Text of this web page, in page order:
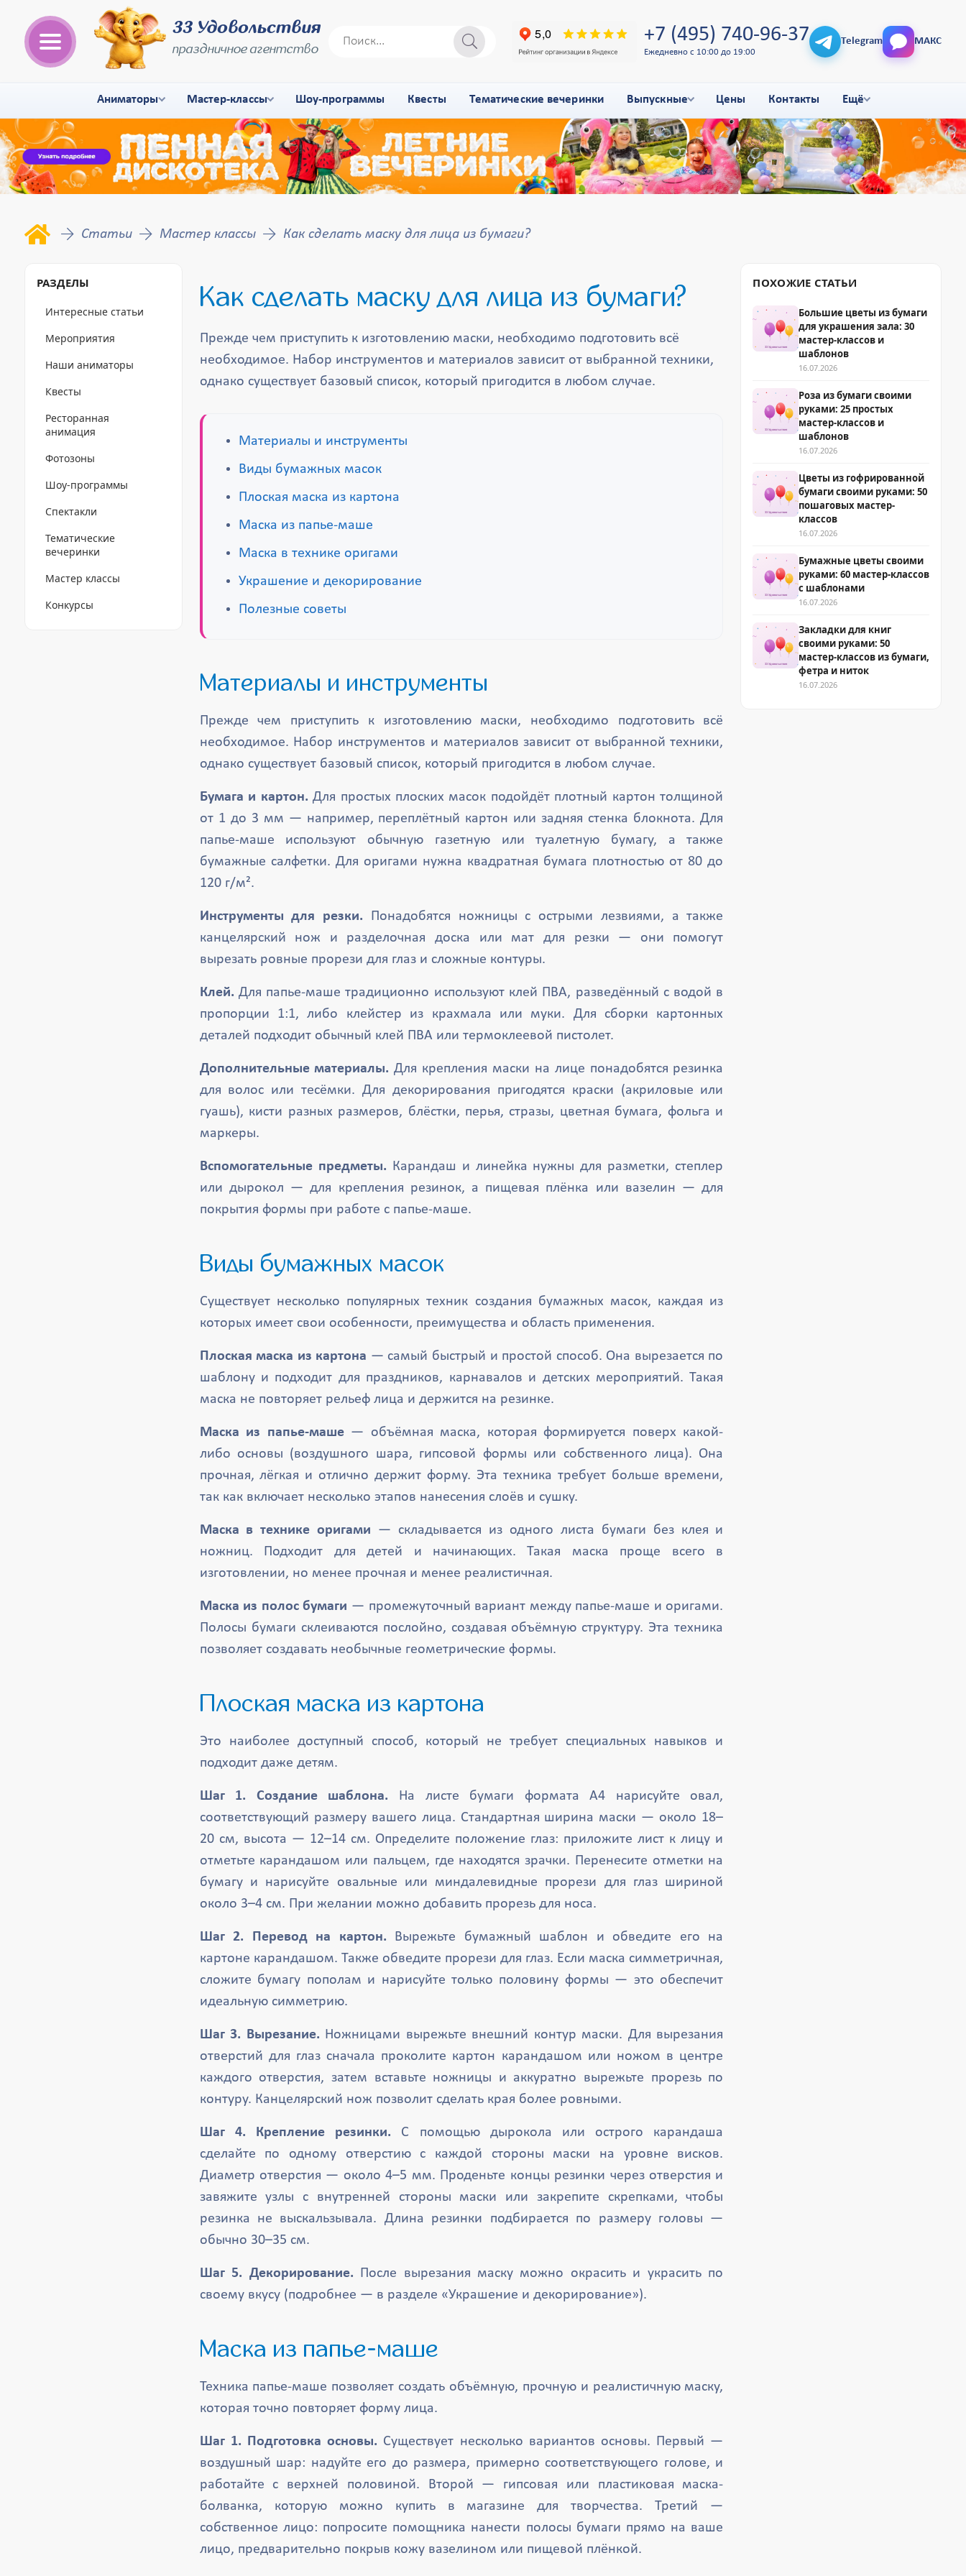
33 Удовольствия
праздничное агентство
+7 (495) 740-96-37
Ежедневно с 10:00 до 19:00
Telegram МАКС
Аниматоры Мастер-классы Шоу-программы Квесты Тематические вечеринки Выпускные Цены Контакты Ещё
Статьи Мастер классы Как сделать маску для лица из бумаги?
РАЗДЕЛЫ
Интересные статьи
Мероприятия
Наши аниматоры
Квесты
Ресторанная
анимация
Фотозоны
Шоу-программы
Спектакли
Тематические
вечеринки
Мастер классы
Конкурсы
Как сделать маску для лица из бумаги?
Прежде чем приступить к изготовлению маски, необходимо подготовить всё
необходимое. Набор инструментов и материалов зависит от выбранной техники,
однако существует базовый список, который пригодится в любом случае.
Материалы и инструменты
Виды бумажных масок
Плоская маска из картона
Маска из папье-маше
Маска в технике оригами
Украшение и декорирование
Полезные советы
Материалы и инструменты
Прежде чем приступить к изготовлению маски, необходимо подготовить всё
необходимое. Набор инструментов и материалов зависит от выбранной техники,
однако существует базовый список, который пригодится в любом случае.
Бумага и картон. Для простых плоских масок подойдёт плотный картон толщиной
от 1 до 3 мм — например, переплётный картон или задняя стенка блокнота. Для
папье-маше используют обычную газетную или туалетную бумагу, а также
бумажные салфетки. Для оригами нужна квадратная бумага плотностью от 80 до
120 г/м².
Инструменты для резки. Понадобятся ножницы с острыми лезвиями, а также
канцелярский нож и разделочная доска или мат для резки — они помогут
вырезать ровные прорези для глаз и сложные контуры.
Клей. Для папье-маше традиционно используют клей ПВА, разведённый с водой в
пропорции 1:1, либо клейстер из крахмала или муки. Для сборки картонных
деталей подходит обычный клей ПВА или термоклеевой пистолет.
Дополнительные материалы. Для крепления маски на лице понадобятся резинка
для волос или тесёмки. Для декорирования пригодятся краски (акриловые или
гуашь), кисти разных размеров, блёстки, перья, стразы, цветная бумага, фольга и
маркеры.
Вспомогательные предметы. Карандаш и линейка нужны для разметки, степлер
или дырокол — для крепления резинок, а пищевая плёнка или вазелин — для
покрытия формы при работе с папье-маше.
Виды бумажных масок
Существует несколько популярных техник создания бумажных масок, каждая из
которых имеет свои особенности, преимущества и область применения.
Плоская маска из картона — самый быстрый и простой способ. Она вырезается по
шаблону и подходит для праздников, карнавалов и детских мероприятий. Такая
маска не повторяет рельеф лица и держится на резинке.
Маска из папье-маше— объёмная маска, которая формируется поверх какой-
либо основы (воздушного шара, гипсовой формы или собственного лица). Она
прочная, лёгкая и отлично держит форму. Эта техника требует больше времени,
так как включает несколько этапов нанесения слоёв и сушку.
Маска в технике оригами — складывается из одного листа бумаги без клея и
ножниц. Подходит для детей и начинающих. Такая маска проще всего в
изготовлении, но менее прочная и менее реалистичная.
Маска из полос бумаги — промежуточный вариант между папье-маше и оригами.
Полосы бумаги склеиваются послойно, создавая объёмную структуру. Эта техника
позволяет создавать необычные геометрические формы.
Плоская маска из картона
Это наиболее доступный способ, который не требует специальных навыков и
подходит даже детям.
Шаг 1. Создание шаблона. На листе бумаги формата A4 нарисуйте овал,
соответствующий размеру вашего лица. Стандартная ширина маски — около 18–
20 см, высота — 12–14 см. Определите положение глаз: приложите лист к лицу и
отметьте карандашом или пальцем, где находятся зрачки. Перенесите отметки на
бумагу и нарисуйте овальные или миндалевидные прорези для глаз шириной
около 3–4 см. При желании можно добавить прорезь для носа.
Шаг 2. Перевод на картон. Вырежьте бумажный шаблон и обведите его на
картоне карандашом. Также обведите прорези для глаз. Если маска симметричная,
сложите бумагу пополам и нарисуйте только половину формы — это обеспечит
идеальную симметрию.
Шаг 3. Вырезание. Ножницами вырежьте внешний контур маски. Для вырезания
отверстий для глаз сначала проколите картон карандашом или ножом в центре
каждого отверстия, затем вставьте ножницы и аккуратно вырежьте прорезь по
контуру. Канцелярский нож позволит сделать края более ровными.
Шаг 4. Крепление резинки. С помощью дырокола или острого карандаша
сделайте по одному отверстию с каждой стороны маски на уровне висков.
Диаметр отверстия — около 4–5 мм. Проденьте концы резинки через отверстия и
завяжите узлы с внутренней стороны маски или закрепите скрепками, чтобы
резинка не выскальзывала. Длина резинки подбирается по размеру головы —
обычно 30–35 см.
Шаг 5. Декорирование. После вырезания маску можно окрасить и украсить по
своему вкусу (подробнее — в разделе «Украшение и декорирование»).
Маска из папье-маше
Техника папье-маше позволяет создать объёмную, прочную и реалистичную маску,
которая точно повторяет форму лица.
Шаг 1. Подготовка основы. Существует несколько вариантов основы. Первый —
воздушный шар: надуйте его до размера, примерно соответствующего голове, и
работайте с верхней половиной. Второй — гипсовая или пластиковая маска-
болванка, которую можно купить в магазине для творчества. Третий —
собственное лицо: попросите помощника нанести полосы бумаги прямо на ваше
лицо, предварительно покрыв кожу вазелином или пищевой плёнкой.
ПОХОЖИЕ СТАТЬИ
Большие цветы из бумаги
для украшения зала: 30
мастер-классов и
шаблонов
16.07.2026
Роза из бумаги своими
руками: 25 простых
мастер-классов и
шаблонов
16.07.2026
Цветы из гофрированной
бумаги своими руками: 50
пошаговых мастер-
классов
16.07.2026
Бумажные цветы своими
руками: 60 мастер-классов
с шаблонами
16.07.2026
Закладки для книг
своими руками: 50
мастер-классов из бумаги,
фетра и ниток
16.07.2026